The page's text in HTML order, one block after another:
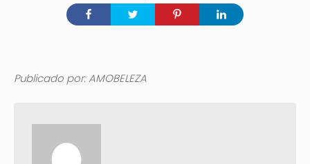
Publicado por: AMOBELEZA